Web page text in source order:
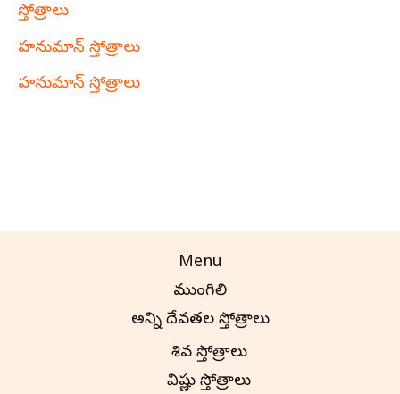
స్తోత్రాలు
హనుమాన్ స్తోత్రాలు
హనుమాన్ స్తోత్రాలు
Menu
ముంగిలి
అన్ని దేవతల స్తోత్రాలు
శివ స్తోత్రాలు
విష్ణు స్తోత్రాలు